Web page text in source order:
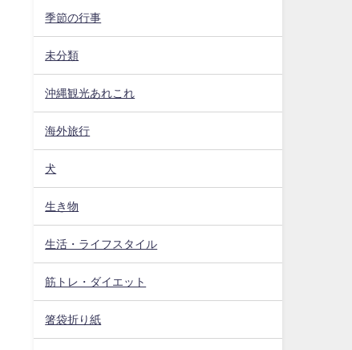
季節の行事
未分類
沖縄観光あれこれ
海外旅行
犬
生き物
生活・ライフスタイル
筋トレ・ダイエット
箸袋折り紙